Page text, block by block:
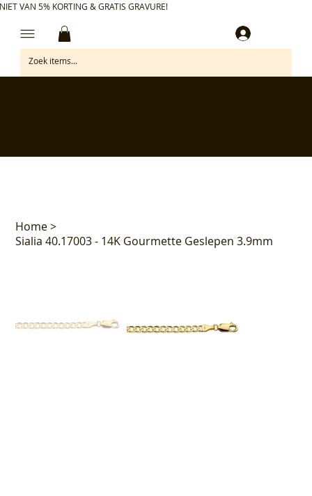
VAN 5% KORTING & GRATIS GRAVURE!
Home>
Sialia 40.17003 - 14K Gourmette Geslepen 3.9mm